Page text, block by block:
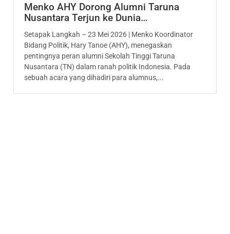
Menko AHY Dorong Alumni Taruna
Nusantara Terjun ke Dunia…
Setapak Langkah – 23 Mei 2026 | Menko Koordinator
Bidang Politik, Hary Tanoe (AHY), menegaskan
pentingnya peran alumni Sekolah Tinggi Taruna
Nusantara (TN) dalam ranah politik Indonesia. Pada
sebuah acara yang dihadiri para alumnus,...